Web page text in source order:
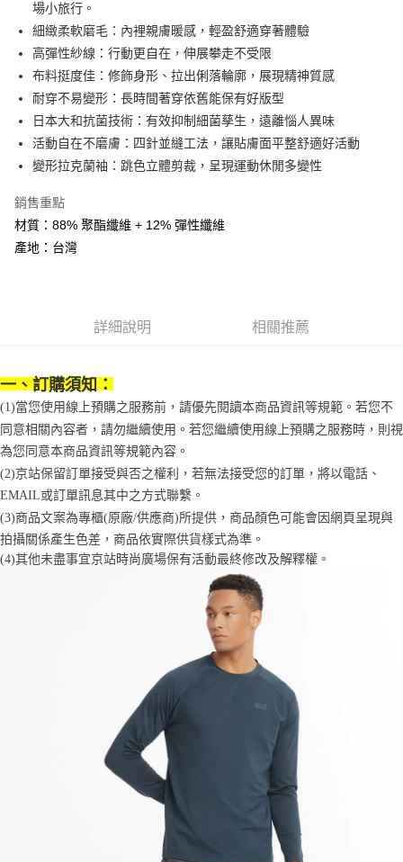
大哥付你分期
相關說明
【大哥付你分期使用說明】
1.本服務由台灣大哥大提供，台灣大哥大用戶可立即使用無須另外申請。
2.付款方式選擇「大哥付你分期」，訂單成立後會自動跳轉到大哥付的交易
流程，驗證手機門號後，選擇欲分期的期數、繳款截止日，確認付款後即完
成交易。
3.實際核准額度、可分期數及費用金額請依後續交易確認頁面所載為準。
消。如遇「轉專審核」未通過狀況，表示未達大哥付你分期系統評分，恕無
【繳款方式說明】
1.分期款項不併入電信帳單，「大哥付你分期」於每月結算日後寄送繳費提
2.透過簡訊連結打開帳單後，可選擇「超商條碼／台灣大直營門市／銀行轉
1.本服務係由「台灣大哥大股份有限公司」（以下簡稱本公司）所提供，讓
用戶於交易時，得透過本服務購買商品或服務，並由商店將買賣／分期付款
資料（包含姓名、電話或地址）提供予台灣大哥大進項蒐集、處理及利用，
由本公司與您本人進行分期帳單所需資料之確認、核對及更正。
3.完整用戶服務條款，請詳閱以下連結：https://oppay.tw/userRule
AFTEE先享後付
相關說明
【關於「AFTEE先享後付」】
AFTEE先享後付是「在收到商品之後才付款」的支付方式。 讓您購物簡單
便利好安心！
１．簡單：不需註冊會員、不需綁卡、不需儲值。
３．安心：先確認商品／服務後，再付款。
【「AFTEE先享後付」結帳流程】
１．於結帳方式選擇「AFTEE先享後付」後，將跳轉至「AFTEE先享後付」
※ 請注意：結帳手續完成當下不需立刻繳費，但若您需要取消訂單，請聯絡
※ 交易是否成功請以「AFTEE先享後付 」之結帳頁面顯示為準，若有關於
是否繳費成功／繳費後需取消欲退款等相關疑問，請聯繫「AFTEE先享後付
客戶支援中心」https://netprotections.freshdesk.com/support/home
【注意事項】
１．透過由恩沛科技股份有限公司提供之「AFTEE先享後付」服務完成之交
易，需依本服務之必要範圍內提供個人資料，並將交易相關給付款項請求債
權轉讓予恩沛科技股份有限公司。
２．關於個人資料處理事宜，請瀏覽以下網址：
https://aftee.tw/terms/#terms3
３．未成年的使用者請事先徵得法定代理人或監護人之同意方可使用
「AFTEE先享後付」，若未經同意申辦者引起之損失，本公司不負相關責
任。
４．使用「AFTEE先享後付」時，將依據個別帳號之用戶狀況，依本公司即
時審查核予不同之上限額度；若仍有額度不足之情形，本公司將視審查結果
５．嚴禁一人註冊多個帳號或使用他人資訊註冊。若發現惡意使用之情形，
恩沛科技股份有限公司將有權停止該用戶之使用額度並採取法律行動。
ATM付款
運送方式
付款後全家取貨
每筆NT$70，滿NT$899(含以上)免運費
付款後7-11取貨
京站台北店客服中心(1F星巴克旁) 即日起不提供京站紙袋，取件時
請自備購物袋，若需購買紙袋可現場詢問
免運費
場小旅行。
細緻柔軟磨毛：內裡親膚暖感，輕盈舒適穿著體驗
高彈性紗線：行動更自在，伸展攀走不受限
布料挺度佳：修飾身形、拉出俐落輪廓，展現精神質感
耐穿不易變形：長時間著穿依舊能保有好版型
日本大和抗菌技術：有效抑制細菌孳生，遠離惱人異味
活動自在不磨膚：四針並縫工法，讓貼膚面平整舒適好活動
變形拉克蘭袖：跳色立體剪裁，呈現運動休閒多變性
銷售重點
材質：88% 聚酯纖維 + 12% 彈性纖維
產地：台灣
詳細說明 相關推薦
一、訂購須知：
(1)當您使用線上預購之服務前，請優先閱讀本商品資訊等規範。若您不
同意相關內容者，請勿繼續使用。若您繼續使用線上預購之服務時，則視
為您同意本商品資訊等規範內容。
(2)京站保留訂單接受與否之權利，若無法接受您的訂單，將以電話、
EMAIL或訂單訊息其中之方式聯繫。
(3)商品文案為專櫃(原廠/供應商)所提供，商品顏色可能會因網頁呈現與
拍攝關係產生色差，商品依實際供貨樣式為準。
(4)其他未盡事宜京站時尚廣場保有活動最終修改及解釋權。